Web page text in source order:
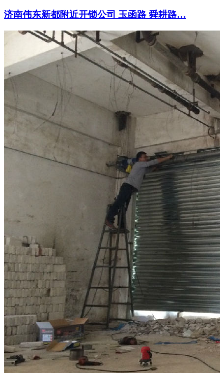
济南伟东新都附近开锁公司 玉函路 舜耕路…